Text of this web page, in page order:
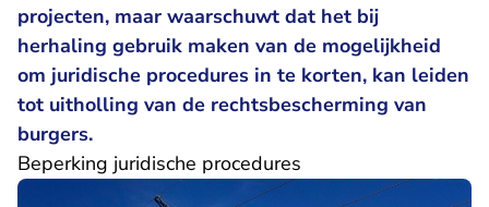
projecten, maar waarschuwt dat het bij
herhaling gebruik maken van de mogelijkheid
om juridische procedures in te korten, kan leiden
tot uitholling van de rechtsbescherming van
burgers.
Beperking juridische procedures